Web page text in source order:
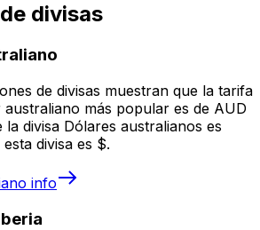
divisas
de divisas muestran que la tarifa
más popular es de AUD
la divisa Dólares australianos es
divisa es $.
info